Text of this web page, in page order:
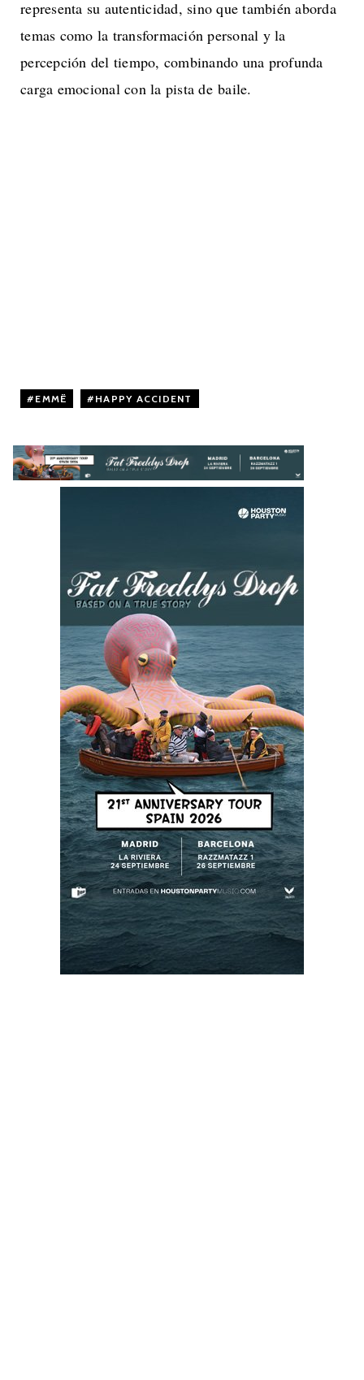
representa su autenticidad, sino que también aborda
temas como la transformación personal y la
percepción del tiempo, combinando una profunda
carga emocional con la pista de baile.
EMMË HAPPY ACCIDENT